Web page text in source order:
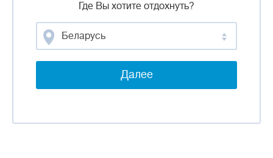
Где Вы хотите отдохнуть?
Беларусь
Далее